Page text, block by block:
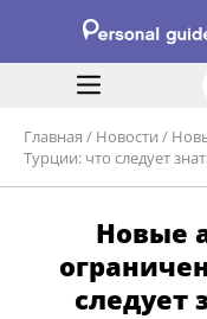
Главная / Новости /
Турции: что следует
Новые
следует